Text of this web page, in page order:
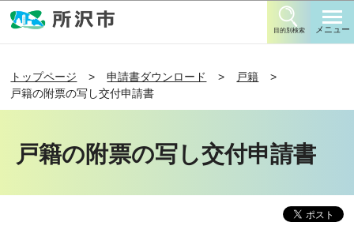
目的別検索 メニュー
トップページ 申請書ダウンロード
戸籍
戸籍の附票の写し交付申請書
戸籍の附票の写し交付申請書